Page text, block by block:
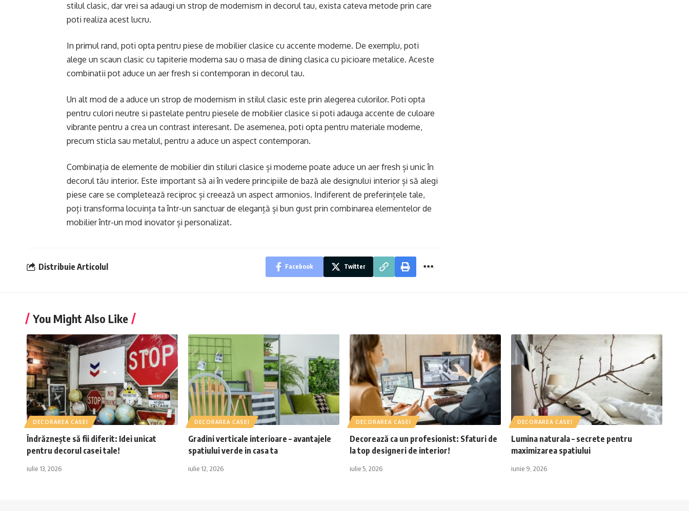
stilul clasic, dar vrei sa adaugi un strop de modernism in decorul tau, exista cateva metode prin care
poti realiza acest lucru.
In primul rand, poti opta pentru piese de mobilier clasice cu accente moderne. De exemplu, poti
alege un scaun clasic cu tapiterie moderna sau o masa de dining clasica cu picioare metalice. Aceste
combinatii pot aduce un aer fresh si contemporan in decorul tau.
Un alt mod de a aduce un strop de modernism in stilul clasic este prin alegerea culorilor. Poti opta
pentru culori neutre si pastelate pentru piesele de mobilier clasice si poti adauga accente de culoare
vibrante pentru a crea un contrast interesant. De asemenea, poti opta pentru materiale moderne,
precum sticla sau metalul, pentru a aduce un aspect contemporan.
Combinația de elemente de mobilier din stiluri clasice și moderne poate aduce un aer fresh și unic în
decorul tău interior. Este important să ai în vedere principiile de bază ale designului interior și să alegi
piese care se completează reciproc și creează un aspect armonios. Indiferent de preferințele tale,
poți transforma locuința ta într-un sanctuar de eleganță și bun gust prin combinarea elementelor de
mobilier într-un mod inovator și personalizat.
Distribuie Articolul Facebook Twitter
You Might Also Like
DECORAREA CASEI
Îndrăznește să fii diferit: Idei unicat
pentru decorul casei tale!
iulie 13, 2026
DECORAREA CASEI
Gradini verticale interioare – avantajele
spatiului verde in casa ta
iulie 12, 2026
DECORAREA CASEI
Decorează ca un profesionist: Sfaturi de
la top designeri de interior!
iulie 5, 2026
DECORAREA CASEI
Lumina naturala – secrete pentru
maximizarea spatiului
iunie 9, 2026